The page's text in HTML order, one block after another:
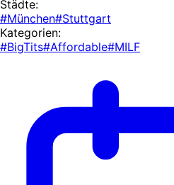
Städte:
#München#Stuttgart
Kategorien:
#BigTits#Affordable#MILF